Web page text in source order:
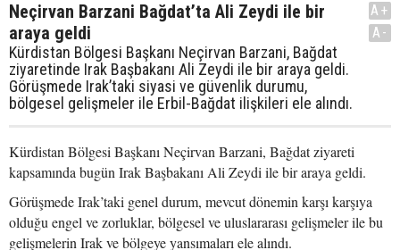
Neçirvan Barzani Bağdat’ta Ali Zeydi ile bir
araya geldi
Kürdistan Bölgesi Başkanı Neçirvan Barzani, Bağdat
ziyaretinde Irak Başbakanı Ali Zeydi ile bir araya geldi.
Görüşmede Irak’taki siyasi ve güvenlik durumu,
bölgesel gelişmeler ile Erbil-Bağdat ilişkileri ele alındı.
A+
A-
Kürdistan Bölgesi Başkanı Neçirvan Barzani, Bağdat ziyareti
kapsamında bugün Irak Başbakanı Ali Zeydi ile bir araya geldi.
Görüşmede Irak’taki genel durum, mevcut dönemin karşı karşıya
olduğu engel ve zorluklar, bölgesel ve uluslararası gelişmeler ile bu
gelişmelerin Irak ve bölgeye yansımaları ele alındı.